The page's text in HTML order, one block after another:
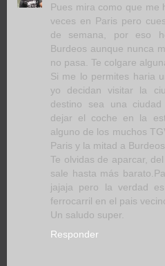
Pues mira como que me
veces en Paris pero
de semana, por eso
Burdeos aunque nunca
no pasa. Te colgare
Si me lo permites haria
yo decidan visitar la
destino sea una ciudad
dejar el coche en la
alguno de los muchos
Paris y la mitad a Burdeos
Te olvidas de aparcar,
sale hasta más
jajaja pero la verdad
ferrocarril en el pais
Un saludo super.
Responder